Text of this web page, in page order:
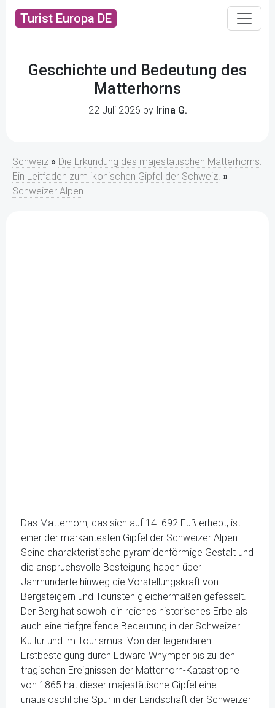
Turist Europa DE
Geschichte und Bedeutung des
Matterhorns
22 Juli 2026 by Irina G.
Schweiz » Die Erkundung des majestätischen Matterhorns:
Ein Leitfaden zum ikonischen Gipfel der Schweiz. »
Schweizer Alpen
Das Matterhorn, das sich auf 14. 692 Fuß erhebt, ist
einer der markantesten Gipfel der Schweizer Alpen.
Seine charakteristische pyramidenförmige Gestalt und
die anspruchsvolle Besteigung haben über
Jahrhunderte hinweg die Vorstellungskraft von
Bergsteigern und Touristen gleichermaßen gefesselt.
Der Berg hat sowohl ein reiches historisches Erbe als
auch eine tiefgreifende Bedeutung in der Schweizer
Kultur und im Tourismus. Von der legendären
Erstbesteigung durch Edward Whymper bis zu den
tragischen Ereignissen der Matterhorn-Katastrophe
von 1865 hat dieser majestätische Gipfel eine
unauslöschliche Spur in der Landschaft der Schweizer